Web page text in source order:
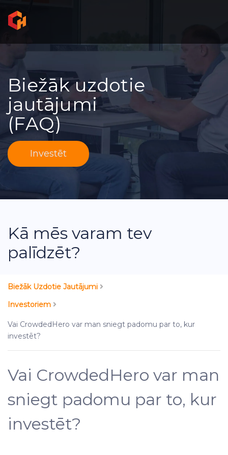
Biežāk uzdotie
jautājumi
(FAQ)
Investēt
Kā mēs varam tev
palīdzēt?
Biežāk Uzdotie Jautājumi
Investoriem
Vai CrowdedHero var man sniegt padomu par to, kur
investēt?
Vai CrowdedHero var man
sniegt padomu par to, kur
investēt?